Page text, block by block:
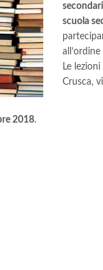
scuola
Le
Crusca,
2018.